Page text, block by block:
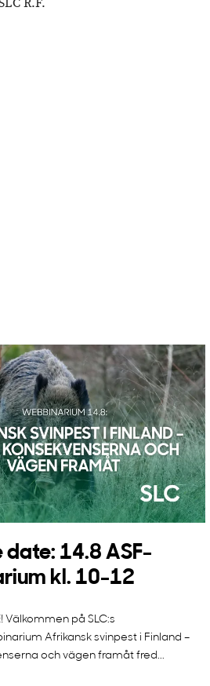
R.F.
date: 14.8 ASF-
kl. 10-12
Välkommen på SLC:s
Afrikansk svinpest i Finland –
och vägen framåt fred...